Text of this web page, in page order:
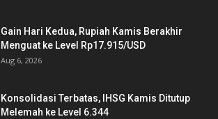
Gain Hari Kedua, Rupiah Kamis Berakhir
Menguat ke Level Rp17.915/USD
Aug 6, 2026
Konsolidasi Terbatas, IHSG Kamis Ditutup
Melemah ke Level 6.344